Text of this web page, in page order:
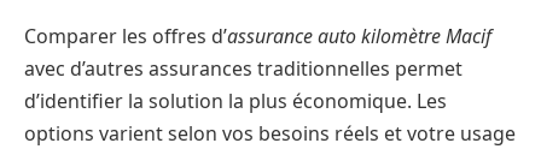
Comparer les offres d’assurance auto kilomètre Macif
avec d’autres assurances traditionnelles permet
d’identifier la solution la plus économique. Les
options varient selon vos besoins réels et votre usage